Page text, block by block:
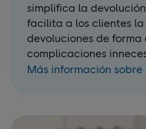
simplifica la
facilita a los clientes la
devoluciones de forma
complicaciones
Más información